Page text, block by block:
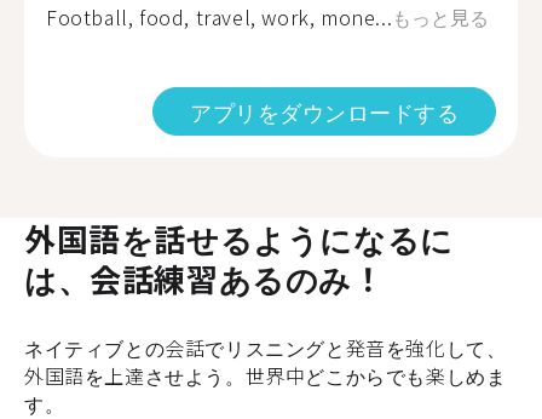
Football, food, travel, work, mone...もっと見る
アプリをダウンロードする
外国語を話せるようになるに
は、会話練習あるのみ！
ネイティブとの会話でリスニングと発音を強化して、
外国語を上達させよう。世界中どこからでも楽しめま
す。